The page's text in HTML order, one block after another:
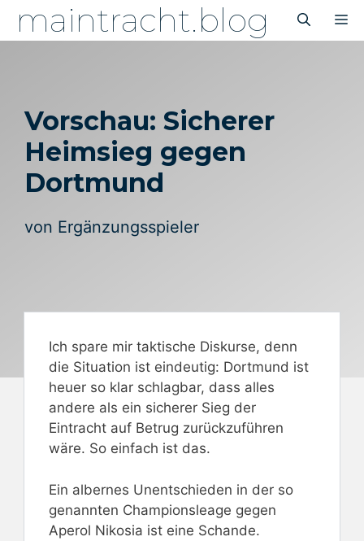
Inhaltmaintracht.blog
Vorschau: Sicherer
Heimsieg gegen
Dortmund
von Ergänzungsspieler
Ich spare mir taktische Diskurse, denn
die Situation ist eindeutig: Dortmund ist
heuer so klar schlagbar, dass alles
andere als ein sicherer Sieg der
Eintracht auf Betrug zurückzuführen
wäre. So einfach ist das.
Ein albernes Unentschieden in der so
genannten Championsleage gegen
Aperol Nikosia ist eine Schande.